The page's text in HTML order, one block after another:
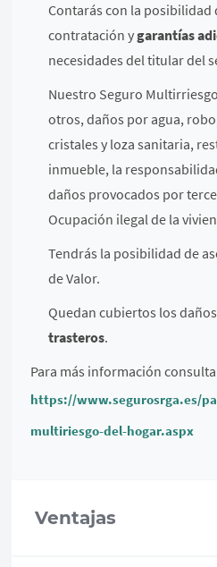
Contarás con la
contratación ygarantías
necesidades del titular del
Nuestro Seguro
otros, daños por agua,
cristales y loza sanitaria,
inmueble, la
daños provocados por
Ocupación ilegal de la
Tendrás la posibilidad de
de Valor.
Quedan cubiertos los
trasteros.
Para más información
https://www.segurosrga.es/
multiriesgo-del-hogar.aspx
Ventajas